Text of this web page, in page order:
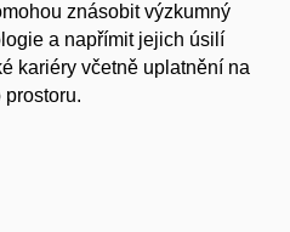
znásobit výzkumný
a napřímit jejich úsilí
kariéry včetně uplatnění na